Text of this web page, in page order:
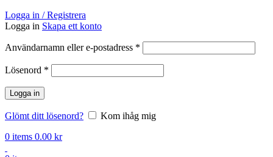
Logga in / Registrera
Logga in Skapa ett konto
Användarnamn eller e-postadress *
Lösenord *
Logga in
Glömt ditt lösenord?
Kom ihåg mig
0 items 0.00 kr